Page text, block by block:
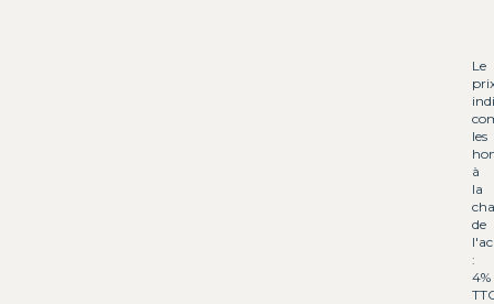
Le
les
à
la
de
:
4%